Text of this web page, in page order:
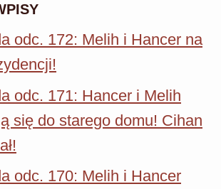
odc. 172: Melih i Hancer na
odc. 171: Hancer i Melih
się do starego domu! Cihan
odc. 170: Melih i Hancer